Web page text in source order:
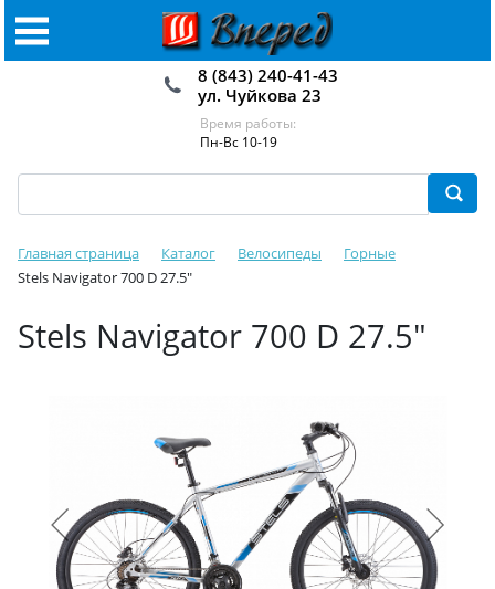
8 (843) 240-41-43
ул. Чуйкова 23
Время работы:
Пн-Вс 10-19
Главная страница Каталог Велосипеды
Горные
Stels Navigator 700 D 27.5"
Stels Navigator 700 D 27.5"